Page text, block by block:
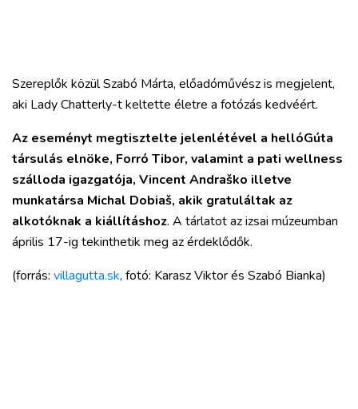
Szereplők közül Szabó Márta, előadóművész is megjelent,
aki Lady Chatterly-t keltette életre a fotózás kedvéért.
Az eseményt megtisztelte jelenlétével a hellóGúta
társulás elnöke, Forró Tibor, valamint a pati wellness
szálloda igazgatója, Vincent Andraško illetve
munkatársa Michal Dobiaš, akik gratuláltak az
alkotóknak a kiállításhoz. A tárlatot az izsai múzeumban
április 17-ig tekinthetik meg az érdeklődők.
(forrás: villagutta.sk, fotó: Karasz Viktor és Szabó Bianka)